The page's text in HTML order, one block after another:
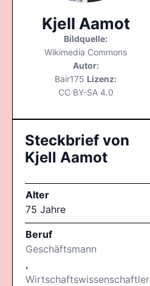
Kjell Aamot
Bildquelle:
Wikimedia Commons
Autor:
Bair175 Lizenz:
CC BY-SA 4.0
Steckbrief von
Kjell Aamot
Alter
75 Jahre
Beruf
Geschäftsmann
,
Wirtschaftswissenschaftler